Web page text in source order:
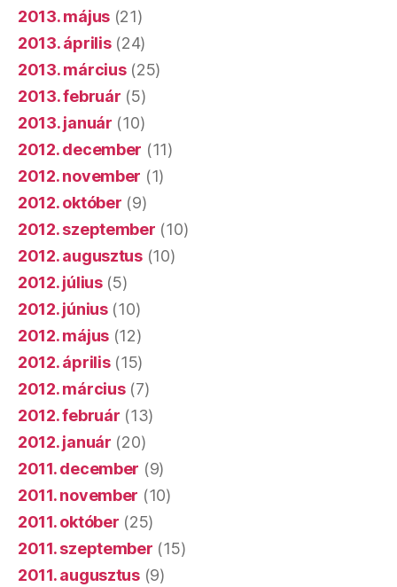
2013. május (21)
2013. április(24)
2013. március(25)
2013. február (5)
2013. január (10)
2012. december (11)
2012. november (1)
2012. október (9)
2012. szeptember (10)
2012. augusztus(10)
2012. július(5)
2012. június(10)
2012. május (12)
2012. április(15)
2012. március(7)
2012. február (13)
2012. január (20)
2011. december (9)
2011. november (10)
2011. október (25)
2011. szeptember (15)
2011. augusztus(9)